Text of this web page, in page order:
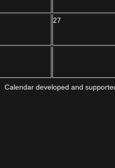
27
Calendar developed and